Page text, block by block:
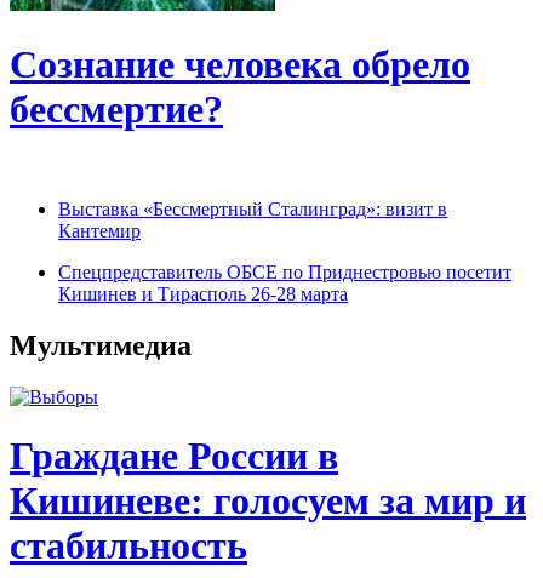
Сознание человека обрело
бессмертие?
Выставка «Бессмертный Сталинград»: визит в
Кантемир
Спецпредставитель ОБСЕ по Приднестровью посетит
Кишинев и Тирасполь 26-28 марта
Мультимедиа
Граждане России в
Кишиневе: голосуем за мир и
стабильность